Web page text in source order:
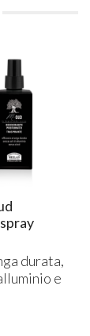
durata,
e